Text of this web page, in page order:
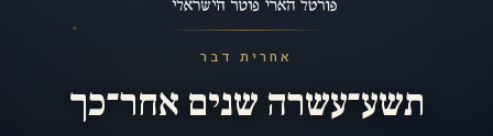
אחרית דבר
תשע־עשרה שנים אחר־כך